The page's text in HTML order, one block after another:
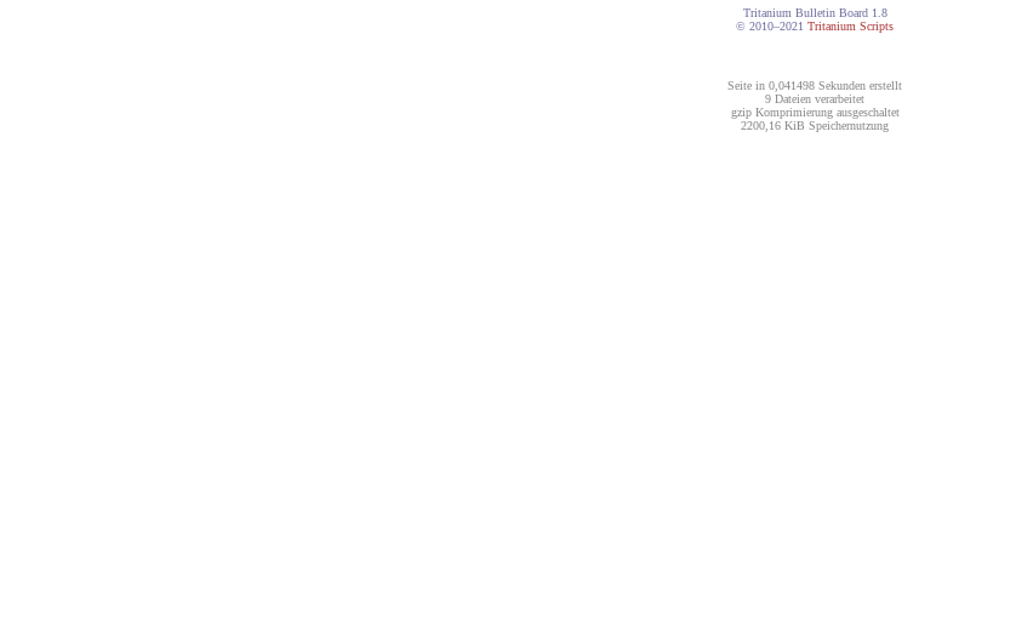
Tritanium Bulletin Board 1.8
© 2010–2021 Tritanium Scripts
Seite in 0,041498 Sekunden erstellt
9 Dateien verarbeitet
gzip Komprimierung ausgeschaltet
2200,16 KiB Speichernutzung